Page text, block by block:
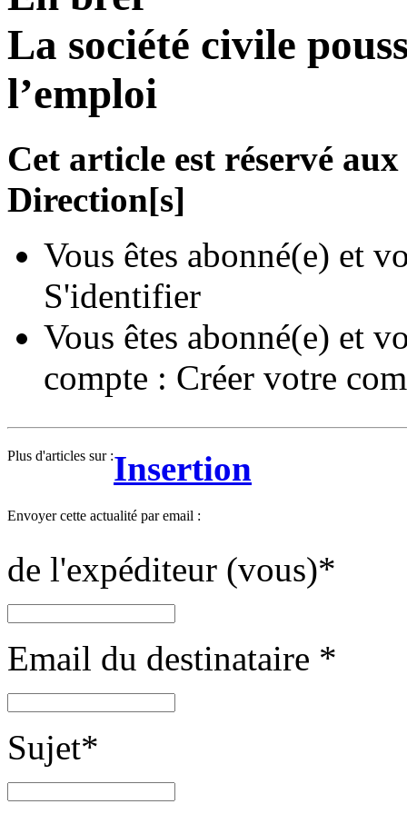
La société civile
l’emploi
Cet article est réservé
Direction[s]
Vous êtes abonné(e) et
S'identifier
Vous êtes abonné(e) et
compte : Créer votre
Plus d'articles sur :Insertion
Envoyer cette actualité par email :
de l'expéditeur (vous)*
Email du destinataire *
Sujet*